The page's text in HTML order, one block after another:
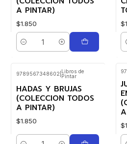
A PINTAR)
$1.850
Cantidad
9789567348602 Libros de
Pintar
HADAS Y BRUJAS
(COLECCION TODOS
A PINTAR)
$1.850